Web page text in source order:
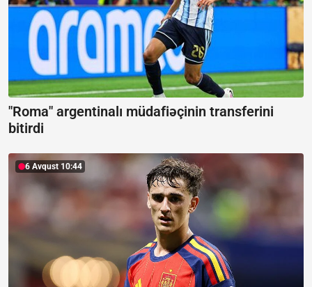
"Roma" argentinalı müdafiəçinin transferini
bitirdi
6 Avqust 10:44